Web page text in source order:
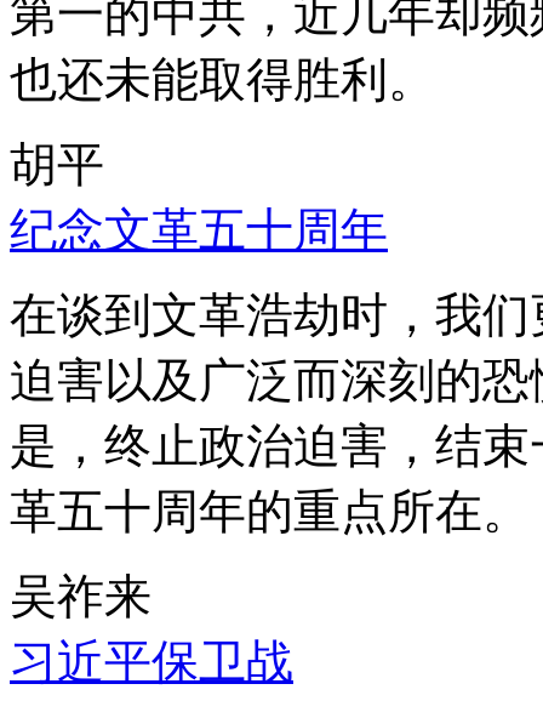
第一的中共，近几年却
也还未能取得胜利。
胡平
纪念文革五十周年
在谈到文革浩劫时，我
迫害以及广泛而深刻的
是，终止政治迫害，结
革五十周年的重点所在。
吴祚来
习近平保卫战